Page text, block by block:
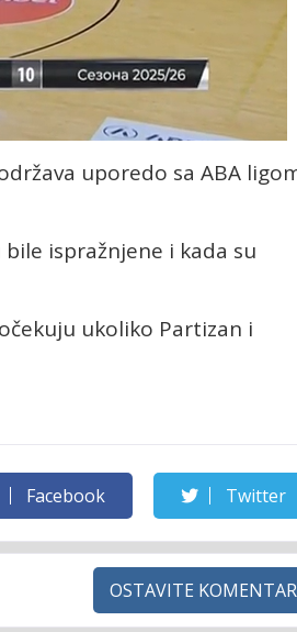
uporedo sa ABA
ispražnjene i kada su
ukoliko Partizan i
Facebook Twitter
OSTAVITE KOMENTAR